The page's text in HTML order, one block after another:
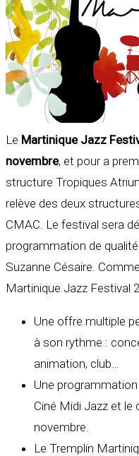
Le Martinique Jazz
novembre, et pour a
structure Tropiques
relève des deux
CMAC. Le festival sera
programmation de
Suzanne Césaire.
Martinique Jazz Festival
Une offre multiple
à son rythme :
animation, club…
Une
Ciné Midi Jazz et le
novembre.
Le Tremplin